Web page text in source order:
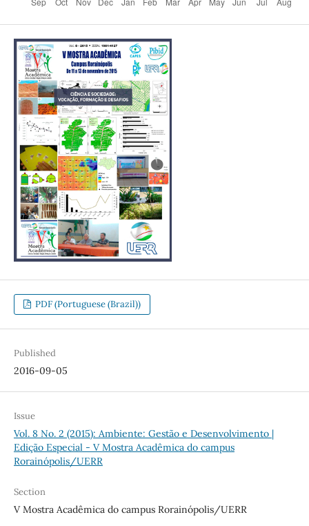
PDF (Portuguese (Brazil))
Published
2016-09-05
Issue
Vol. 8 No. 2 (2015): Ambiente: Gestão e Desenvolvimento |
Edição Especial - V Mostra Acadêmica do campus
Rorainópolis/UERR
Section
V Mostra Acadêmica do campus Rorainópolis/UERR